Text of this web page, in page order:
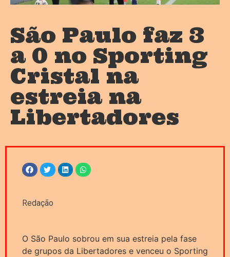
São Paulo faz 3
a 0 no Sporting
Cristal na
estreia na
Libertadores
Redação
O São Paulo sobrou em sua estreia pela fase
de grupos da Libertadores e venceu o Sporting